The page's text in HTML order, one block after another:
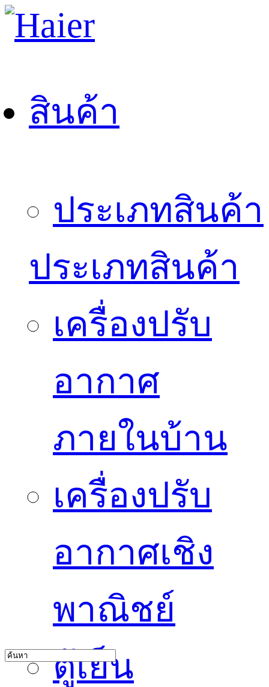
สินค้า
ประเภทสินค้า
ประเภทสินค้า
เครื่องปรับ
อากาศ
ภายในบ้าน
เครื่องปรับ
อากาศเชิง
พาณิชย์
ตู้เย็น